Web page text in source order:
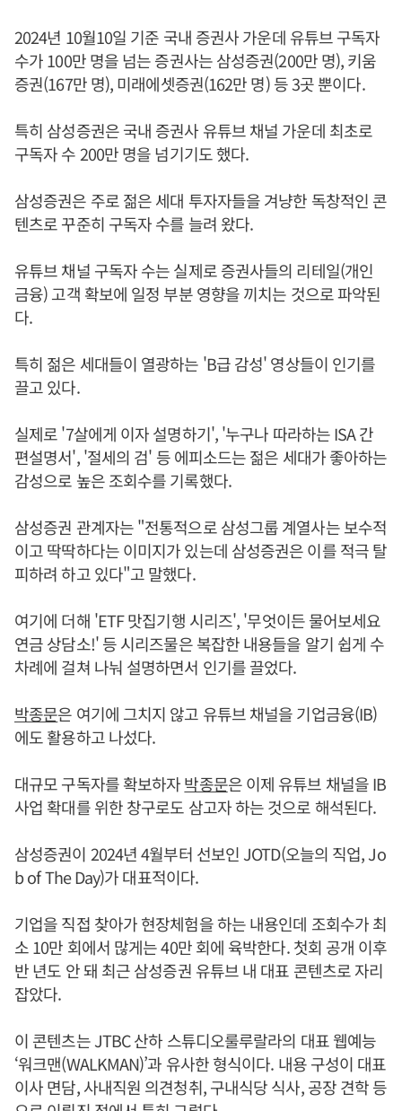
2024년 10월10일 기준 국내 증권사 가운데 유튜브 구독자
수가 100만 명을 넘는 증권사는 삼성증권(200만 명), 키움
증권(167만 명), 미래에셋증권(162만 명) 등 3곳 뿐이다.
특히 삼성증권은 국내 증권사 유튜브 채널 가운데 최초로
구독자 수 200만 명을 넘기기도 했다.
삼성증권은 주로 젊은 세대 투자자들을 겨냥한 독창적인 콘
텐츠로 꾸준히 구독자 수를 늘려 왔다.
유튜브 채널 구독자 수는 실제로 증권사들의 리테일(개인
금융) 고객 확보에 일정 부분 영향을 끼치는 것으로 파악된
다.
특히 젊은 세대들이 열광하는 'B급 감성' 영상들이 인기를
끌고 있다.
실제로 '7살에게 이자 설명하기', '누구나 따라하는 ISA 간
편설명서', '절세의 검' 등 에피소드는 젊은 세대가 좋아하는
감성으로 높은 조회수를 기록했다.
삼성증권 관계자는 "전통적으로 삼성그룹 계열사는 보수적
이고 딱딱하다는 이미지가 있는데 삼성증권은 이를 적극 탈
피하려 하고 있다"고 말했다.
여기에 더해 'ETF 맛집기행 시리즈', '무엇이든 물어보세요
연금 상담소!' 등 시리즈물은 복잡한 내용들을 알기 쉽게 수
차례에 걸쳐 나눠 설명하면서 인기를 끌었다.
박종문은 여기에 그치지 않고 유튜브 채널을 기업금융(IB)
에도 활용하고 나섰다.
대규모 구독자를 확보하자박종문은 이제 유튜브 채널을 IB
사업 확대를 위한 창구로도 삼고자 하는 것으로 해석된다.
삼성증권이 2024년 4월부터 선보인 JOTD(오늘의 직업, Jo
b of The Day)가 대표적이다.
기업을 직접 찾아가 현장체험을 하는 내용인데 조회수가 최
소 10만 회에서 많게는 40만 회에 육박한다. 첫회 공개 이후
반 년도 안 돼 최근 삼성증권 유튜브 내 대표 콘텐츠로 자리
잡았다.
이 콘텐츠는 JTBC 산하 스튜디오룰루랄라의 대표 웹예능
‘워크맨(WALKMAN)’과 유사한 형식이다. 내용 구성이 대표
이사 면담, 사내직원 의견청취, 구내식당 식사, 공장 견학 등